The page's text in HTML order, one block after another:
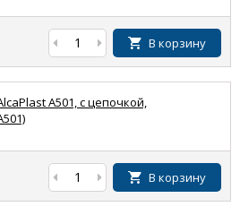
В корзину
A501, с цепочкой,
В корзину